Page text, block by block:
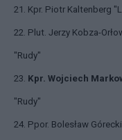
21. Kpr. Piotr Kaltenberg
22. Plut. Jerzy Kobza-
"Rudy"
23. Kpr. Wojciech
"Rudy"
24. Ppor. Bolesław